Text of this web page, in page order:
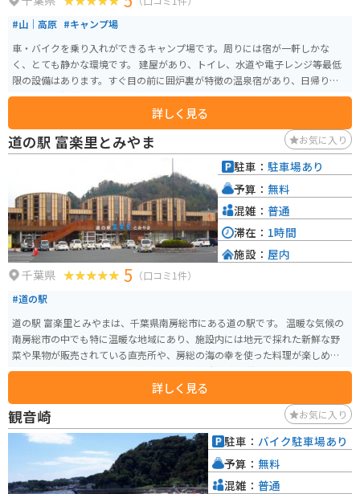
#山｜高原 #キャンプ場
車・バイクを乗り入れができるキャンプ場です。周りには宿が一軒しかな
く、とても静かな環境です。 建屋があり、トイレ、水道や電子レンジ等最低
限の設備はあります。すぐ目の前に囲炉裏が特徴の温泉宿があり、日帰り温
泉利用や囲炉裏を囲んでの食事が可能です。
詳しく見る
道の駅 富楽里とみやま お気に入り
千葉県 5 （口コミ1件）
#道の駅
道の駅 富楽里とみやまは、千葉県南房総市にある道の駅です。 温暖な気候の
南房総市の中でも特に温暖な地域にあり、施設内には地元で採れた新鮮な野
菜や果物が販売されている直売所や、房総の海の幸を使った料理が楽しめる
レストランがあります。 また、周辺には、雄大な太平洋を一望できる富山
（とみさん）や、四季折々の花が楽しめる道の駅とみうら枇杷倶楽部など、
観光スポットも充実しています。 バイクで訪れる際は、道の駅に隣接する駐
車場にバイク専用の駐車スペースが設けられています。 房総半島をツーリン
グする際の休憩場所として、ぜひお立ち寄りください。 【おすすめポイン
ト】 * 地元の新鮮な野菜や果物が購入できる * 房総の海の幸を使った料理が
楽しめる * 太平洋を一望できる富山（とみさん）などの観光スポットにも近
い
詳しく見る
駐車： 駐車場あり
予算： 無料
混雑： 普通
滞在： 1時間
施設： 屋内
観音崎 お気に入り
駐車： バイク駐車場あり
予算： 無料
混雑： 普通